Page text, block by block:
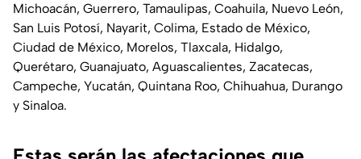
Michoacán, Guerrero, Tamaulipas, Coahuila, Nuevo León,
San Luis Potosí, Nayarit, Colima, Estado de México,
Ciudad de México, Morelos, Tlaxcala, Hidalgo,
Querétaro, Guanajuato, Aguascalientes, Zacatecas,
Campeche, Yucatán, Quintana Roo, Chihuahua, Durango
y Sinaloa.